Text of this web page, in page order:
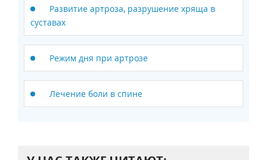
Развитие артроза, разрушение хряща в
суставах
Режим дня при артрозе
Лечение боли в спине